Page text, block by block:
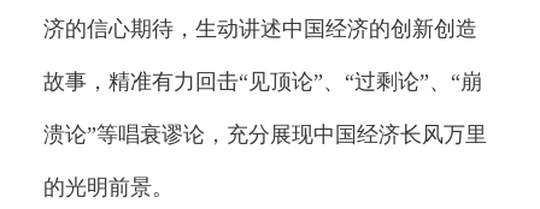
济的信心期待，生动讲述中国经济的创新创造
故事，精准有力回击“见顶论”、“过剩论”、“崩
溃论”等唱衰谬论，充分展现中国经济长风万里
的光明前景。